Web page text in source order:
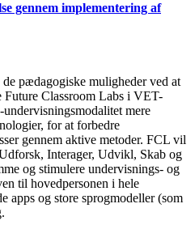
gennem implementering af
pædagogiske muligheder ved at
Classroom Labs i VET-
mere
for at forbedre
gennem aktive metoder. FCL vil
Interager, Udvikl, Skab og
og stimulere undervisnings- og
til hovedpersonen i hele
apps og store sprogmodeller (som